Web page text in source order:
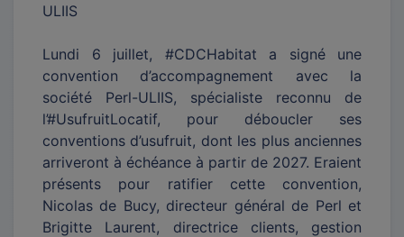
ULIIS
Lundi 6 juillet, #CDCHabitat a signé une
convention d’accompagnement avec la
société Perl-ULIIS, spécialiste reconnu de
l’#UsufruitLocatif, pour déboucler ses
conventions d’usufruit, dont les plus anciennes
arriveront à échéance à partir de 2027. Eraient
présents pour ratifier cette convention,
Nicolas de Bucy, directeur général de Perl et
Brigitte Laurent, directrice clients, gestion